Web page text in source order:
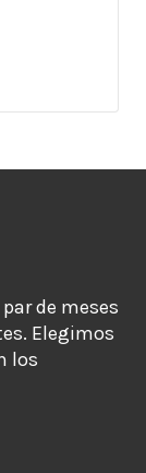
de meses
Elegimos
los